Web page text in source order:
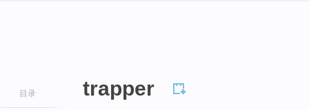
目录 trapper